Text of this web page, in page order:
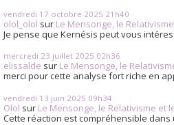
vendredi 17 octobre 2025 21h40
olol_olol sur Le Mensonge, le
Je pense que Kernésis peut vous
mercredi 23 juillet 2025 02h36
elissalde sur Le Mensonge, le
merci pour cette analyse fort riche en
vendredi 13 juin 2025 09h34
Olol sur Le Mensonge, le Relativisme et
Cette réaction est compréhensible dans